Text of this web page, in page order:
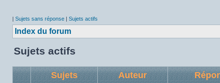
| Sujets sans réponse | Sujets actifs
Index du forum
Sujets actifs
Sujets Auteur